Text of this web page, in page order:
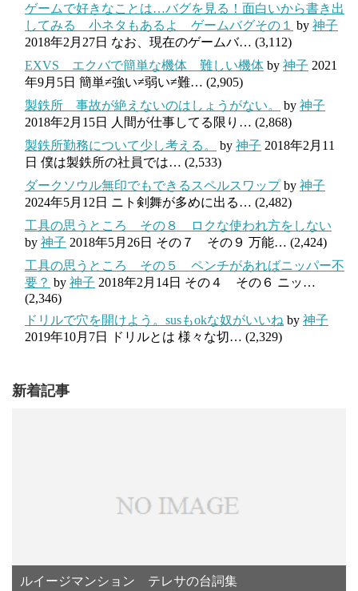
ゲームで好きなことは…バグを見る！面白いから書き出
してみる 小ネタもあるよ ゲームバグその１
by 神子
2018年2月27日 なお、現在のゲームバ… (3,112)
EXVS エクバで簡単な機体 難しい機体 by 神子 2021
年9月5日 簡単≠強い≠弱い≠難… (2,905)
製鉄所 事故が絶えないのはしょうがない。
by 神子
2018年2月15日
人間が仕事してる限り… (2,868)
製鉄所勤務について少し考える。
by 神子 2018年2月11
日 僕は製鉄所の社員では… (2,533)
ダークソウル無印でもできるスペルスワップby 神子
2024年5月12日 ニト剣舞が多めに出る… (2,482)
工具の思うところ その８ ロクな使われ方をしない
by 神子 2018年5月26日 その７ その９ 万能… (2,424)
工具の思うところ その５ ペンチがあればニッパー不
要？ by 神子 2018年2月14日 その４ その６ ニッ…
(2,346)
ドリルで穴を開けよう。susもokな奴がいいね by 神子
2019年10月7日
ドリルとは 様々な切… (2,329)
新着記事
ルイージマンション テレサの台詞集